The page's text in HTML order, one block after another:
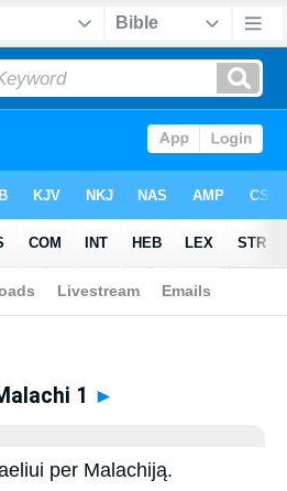
Lithuanian > Malachi 1
1 ►
per Malachiją.